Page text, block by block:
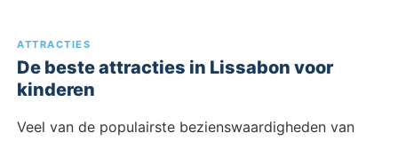
ATTRACTIES
De beste attracties in Lissabon voor
kinderen
Veel van de populairste bezienswaardigheden van